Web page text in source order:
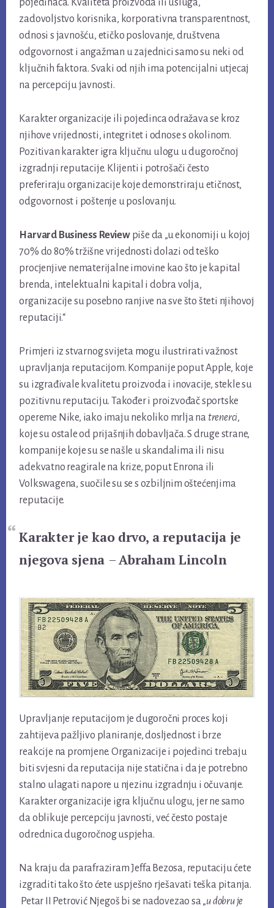
pojedinaca. Kvaliteta proizvoda ili usluga,
zadovoljstvo korisnika, korporativna transparentnost,
odnosi s javnošću, etičko poslovanje, društvena
odgovornost i angažman u zajednici samo su neki od
ključnih faktora. Svaki od njih ima potencijalni utjecaj
na percepciju javnosti.
Karakter organizacije ili pojedinca odražava se kroz
njihove vrijednosti, integritet i odnose s okolinom.
Pozitivan karakter igra ključnu ulogu u dugoročnoj
izgradnji reputacije. Klijenti i potrošači često
preferiraju organizacije koje demonstriraju etičnost,
odgovornost i poštenje u poslovanju.
Harvard Business Reviewpiše da „u ekonomiji u kojoj
70% do 80% tržišne vrijednosti dolazi od teško
procjenjive nematerijalne imovine kao što je kapital
brenda, intelektualni kapital i dobra volja,
organizacije su posebno ranjive na sve što šteti njihovoj
reputaciji.“
Primjeri iz stvarnog svijeta mogu ilustrirati važnost
upravljanja reputacijom. Kompanije poput Apple, koje
su izgrađivale kvalitetu proizvoda i inovacije, stekle su
pozitivnu reputaciju. Također i proizvođač sportske
opereme Nike, iako imaju nekoliko mrlja na trenerci,
koje su ostale od prijašnjih dobavljača. S druge strane,
kompanije koje su se našle u skandalima ili nisu
adekvatno reagirale na krize, poput Enrona ili
Volkswagena, suočile su se s ozbiljnim oštećenjima
reputacije.
Karakter je kao drvo, a reputacija je
njegova sjena –Abraham Lincoln
Upravljanje reputacijom je dugoročni proces koji
zahtijeva pažljivo planiranje, dosljednost i brze
reakcije na promjene. Organizacije i pojedinci trebaju
biti svjesni da reputacija nije statična i da je potrebno
stalno ulagati napore u njezinu izgradnju i očuvanje.
Karakter organizacije igra ključnu ulogu, jer ne samo
da oblikuje percepciju javnosti, već često postaje
odrednica dugoročnog uspjeha.
Na kraju da parafraziram Jeffa Bezosa, reputaciju ćete
izgraditi tako što ćete uspješno rješavati teška pitanja.
Petar II Petrović Njegoš bi se nadovezao sa „u dobru je